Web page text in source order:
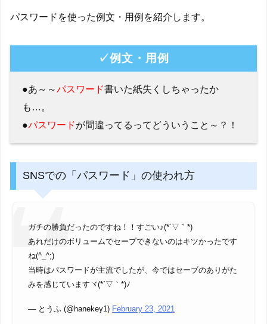
パスワードを使った例文・用例を紹介します。
✓例文・用例
●あ～～パスワード書いた紙失くしちゃったか
も…。
●パスワードが間違ってるってどういうこと～？！
SNSでの「パスワード」の使われ方
ガチの勝負だったのですね！！すごい♪(*´▽｀*)
あれだけのボリュームでセーブできないのはキツかったです
ね(^_^;)
当時はパスワードが主流でしたが、今ではセーブのありがた
みを感じていますヾ(*´▽｀*)ﾉ
— とうふ (@hanekey1) February 23, 2021